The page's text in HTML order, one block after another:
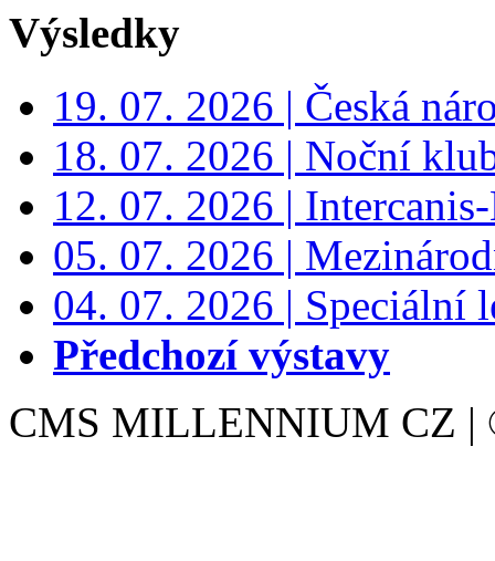
Výsledky
19. 07. 2026 | Česká
18. 07. 2026 | Noční
12. 07. 2026 |
05. 07. 2026 |
04. 07. 2026 | Speciální
Předchozí výstavy
CMS MILLENNIUM CZ |